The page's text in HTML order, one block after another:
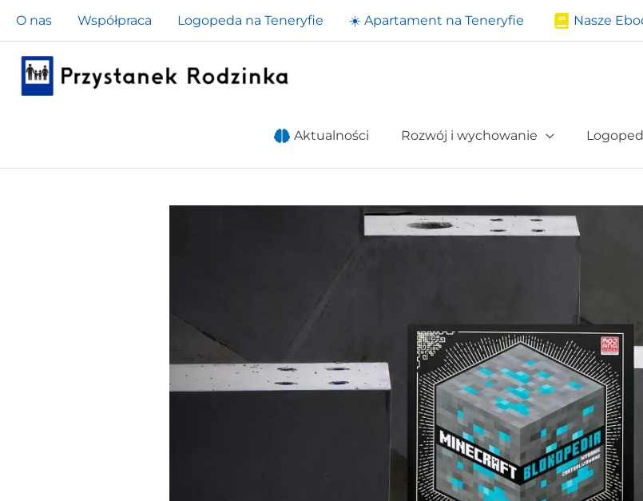
Przejdź
do
treści
O nas Współpraca Logopeda na Teneryfie ☀️ Apartament na Teneryfie Nasze
Aktualności Rozwój i wychowanie